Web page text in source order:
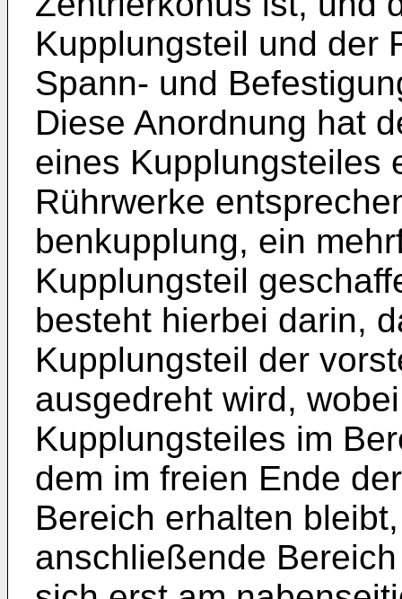
Kupplungsteil und der
Spann- und
Diese Anord­nung hat
eines Kupplungsteiles
Rührwerke
benkupplung, ein
Kupplungsteil
besteht hierbei darin,
Kupplungsteil der
ausgedreht wird,
Kupplungs­teiles im
dem im freien Ende
Bereich erhalten
anschließende